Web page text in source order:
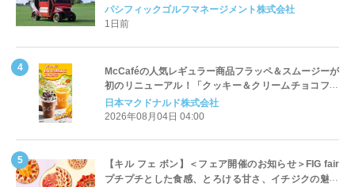
Cart（エアコンカート）」導入 | ＰＧＭ
パシフィックゴルフマネージメント株式会社
1日前
McCaféの人気レギュラー商品フラッペ＆スムージーが
初のリニューアル！「クッキー＆クリームチョコフラ
ッペ」「マンゴースムージー」8月5日（水）から販売
開始
日本マクドナルド株式会社
2026年08月04日 04:00
【キル フェ ボン】＜フェア開催のお知らせ＞FIG fair
プチプチとした食感、とろける甘さ、イチジクの魅力